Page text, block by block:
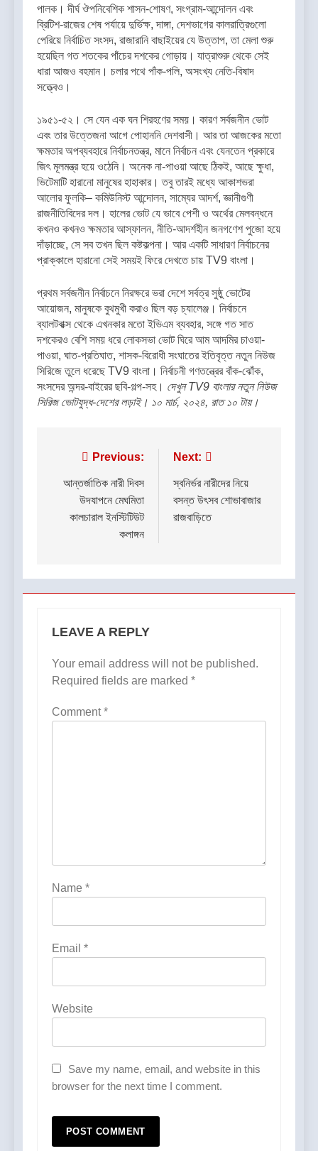
পালক। দীর্ঘ ঔপনিবেশিক শাসন-শোষণ, সংগ্রাম-আন্দোলন এবং
ব্রিটিশ-রাজের শেষ পর্যায়ে দুর্ভিক্ষ, দাঙ্গা, দেশভাগের কালরাত্রিগুলো
পেরিয়ে নির্বাচিত সংসদ, রাজারানি বাছাইয়ের যে উত্তাপ, তা মেলা শুরু
হয়েছিল গত শতকের পাঁচের দশকের গোড়ায়। যাত্রাশুরু থেকে সেই
ধারা আজও বহমান। চলার পথে পাঁক-পলি, অসংখ্য নেতি-বিষাদ
সত্ত্বেও।
১৯৫১-৫২। সে যেন এক ঘন শিরহণের সময়। কারণ সর্বজনীন ভোট
এবং তার উত্তেজনা আগে পোহাননি দেশবাসী। আর তা আজকের মতো
ক্ষমতার অপব্যবহারে নির্বাচনতন্ত্র, মানে নির্বাচন এবং যেনতেন প্রকারে
জিৎ মূলমন্ত্র হয়ে ওঠেনি। অনেক না-পাওয়া আছে ঠিকই, আছে ক্ষুধা,
ভিটেমাটি হারানো মানুষের হাহাকার। তবু তারই মধ্যে আকাশভরা
আলোর ফুলকি– কমিউনিস্ট আন্দোলন, সাম্যের আদর্শ, জ্ঞানীগুণী
রাজনীতিবিদের দল। হালের ভোট যে ভাবে পেশী ও অর্থের মেলবন্ধনে
কখনও কখনও ক্ষমতার আস্ফালন, নীতি-আদর্শহীন জনগণেশ পুজো হয়ে
দাঁড়াচ্ছে, সে সব তখন ছিল কষ্টকল্পনা। আর একটি সাধারণ নির্বাচনের
প্রাক্কালে হারানো সেই সময়ই ফিরে দেখতে চায় TV9 বাংলা।
প্রথম সর্বজনীন নির্বাচনে নিরক্ষরে ভরা দেশে সর্বত্র সুষ্ঠু ভোটের
আয়োজন, মানুষকে বুথমুখী করাও ছিল বড় চ্যালেঞ্জ। নির্বাচনে
ব্যালটবাক্স থেকে এখনকার মতো ইভিএম ব্যবহার, সঙ্গে গত সাত
দশকেরও বেশি সময় ধরে লোকসভা ভোট ঘিরে আম আদমির চাওয়া-
পাওয়া, ঘাত-প্রতিঘাত, শাসক-বিরোধী সংঘাতের ইতিবৃত্ত নতুন নিউজ
সিরিজে তুলে ধরেছে TV9 বাংলা। নির্বাচনী গণতন্ত্রের বাঁক-ঝোঁক,
সংসদের অন্দর-বাইরের ছবি-গল্প-সহ। দেখুন TV9 বাংলার নতুন নিউজ
সিরিজ ভোটযুদ্ধ-দেশের লড়াই। ১০ মার্চ, ২০২৪, রাত ১০ টায়।
Post
navigation
Previous:
আন্তর্জাতিক নারী দিবস
উদযাপনে মেঘমিতা
কালচারাল ইনস্টিটিউট
কলাঙ্গন
Next:
স্বনির্ভর নারীদের নিয়ে
বসন্ত উৎসব শোভাবাজার
রাজবাড়িতে
LEAVE A REPLY
Your email address will not be published.
Required fields are marked *
Comment*
Name *
Email *
Website
Save my name, email, and website in this
browser for the next time I comment.